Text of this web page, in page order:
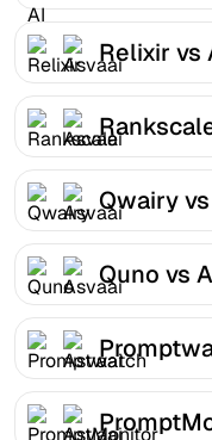
Relixir vs
Qwairy
Quno vs